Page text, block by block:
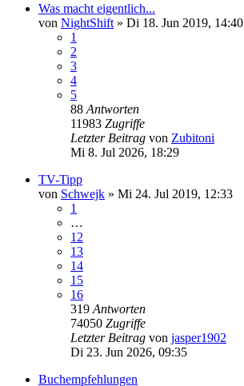
Was macht eigentlich...
von NightShift » Di 18. Jun 2019, 14:40
1
2
3
4
5
88 Antworten
11983 Zugriffe
Letzter Beitrag von Zubitoni
Mi 8. Jul 2026, 18:29
TV-Tipp
von Schwejk » Mi 24. Jul 2019, 12:33
1
…
12
13
14
15
16
319 Antworten
74050 Zugriffe
Letzter Beitrag von jasper1902
Di 23. Jun 2026, 09:35
Buchempfehlungen